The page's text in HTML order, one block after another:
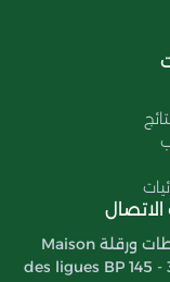
دار الرابطات ورقلة Maison
des ligues BP 145